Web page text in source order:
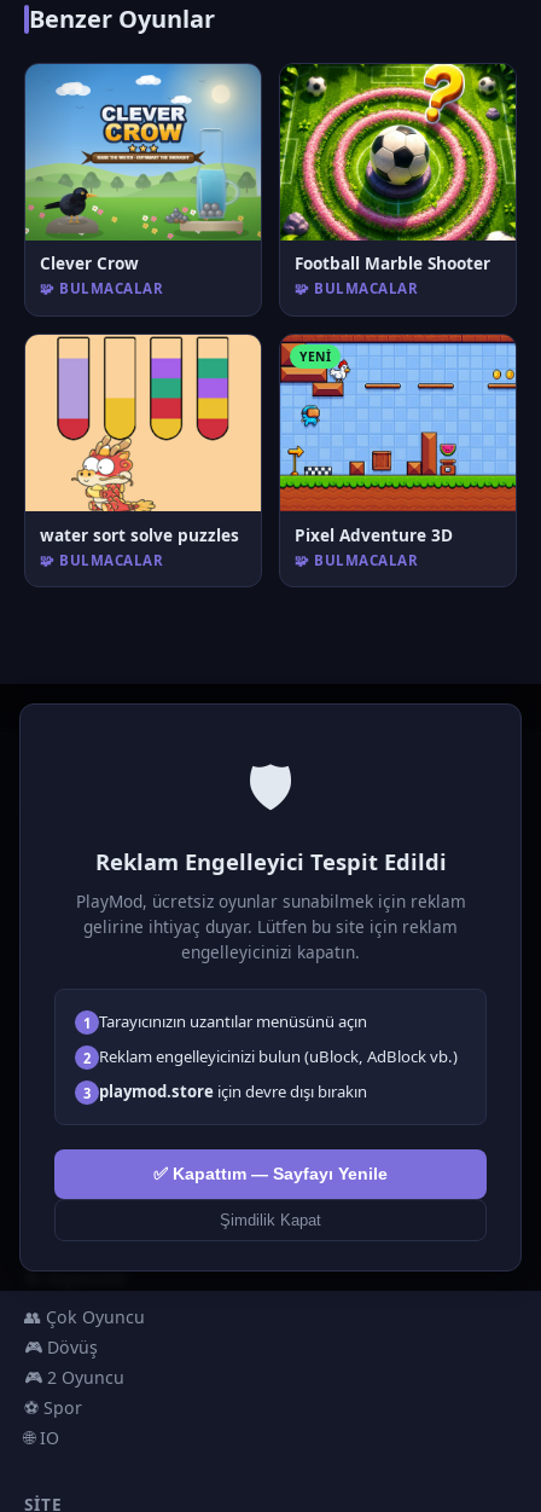
Benzer Oyunlar
Clever Crow
🧩 BULMACALAR
Football Marble Shooter
🧩 BULMACALAR
water sort solve puzzles
🧩 BULMACALAR
YENI
Pixel Adventure 3D
🧩 BULMACALAR
🛡️
Reklam Engelleyici Tespit Edildi
PlayMod, ücretsiz oyunlar sunabilmek için reklam
gelirine ihtiyaç duyar. Lütfen bu site için reklam
engelleyicinizi kapatın.
1 Tarayıcınızın uzantılar menüsünü açın
2 Reklam engelleyicinizi bulun (uBlock, AdBlock vb.)
3 playmod.store için devre dışı bırakın
✅ Kapattım — Sayfayı Yenile
Şimdilik Kapat
Ücretsiz online HTML5 oyunlar! Aksiyon, bulmaca, spor ve
Tüm Oyunlar
🗺️ Macera
🧩 Bulmacalar
🎮 Tıklayıcı
💅 Kızlar
🕹️ Arcade
🎮 Hypercasual
🎮 Erkekler
🎯 Nişancılık
👥 Çok Oyuncu
🎮 Dövüş
🎮 2 Oyuncu
⚽ Spor
🌐 IO
SITE